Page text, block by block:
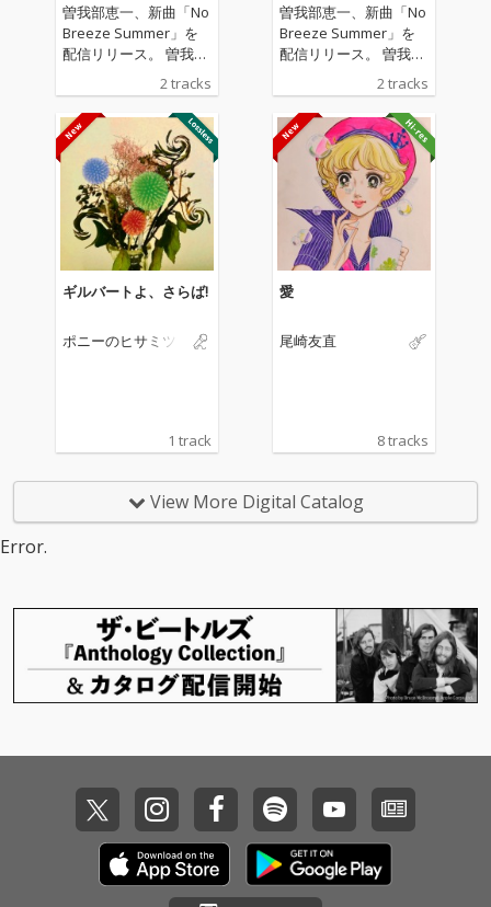
曽我部恵一、新曲「No
Breeze Summer」を
配信リリース。 曽我部
が全曲の作詞を手がけ
た関美彦のアルバム
「WEEKEND」の収録
曲を曽我部自身が歌
い、演奏した作品。表
題曲「No Breeze Sum
mer」は、夏の気だる
い感情をアシッドフォ
ーキーなアコースティ
ックサウンドで表現し
た楽曲であり、カップ
リング曲「ドミンゴ」
台に、旅する男のブル
さらにはエンジニアと
2 tracks
曽我部恵一、新曲「No
Breeze Summer」を
配信リリース。 曽我部
が全曲の作詞を手がけ
た関美彦のアルバム
「WEEKEND」の収録
曲を曽我部自身が歌
い、演奏した作品。表
題曲「No Breeze Sum
mer」は、夏の気だる
い感情をアシッドフォ
ーキーなアコースティ
ックサウンドで表現し
た楽曲であり、カップ
リング曲「ドミンゴ」
台に、旅する男のブル
さらにはエンジニアと
2 tracks
ギルバートよ、さらば!
ポニーのヒサミツ
1 track
愛
尾崎友直
8 tracks
View More Digital Catalog
Error.